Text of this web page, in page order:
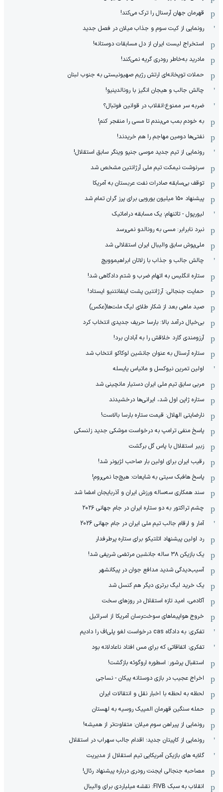
قهرمان جهان آرسنال را ترک می‌کند!
رونمایی از کیت سوم و جذاب میلان در فصل جدید
استخراج لیست ایران از دل مسابقات دوستانه!
مادرید به‌خاطر رودری گریه نمی‌کند!
حملات توپخانه‌ای ارتش رژیم صهیونیستی به جنوب لبنان
چالش جالب و هیجان انگیز با رونالدینیو!
ضربه سر ممنوع؛انقلاب در قوانین فوتبال؟
به خودم بمب می‌بندم تا مسی را منفجر کنم!
نفتی‌ها دومین مهاجم را هم خریدند!
رونمایی از تیم جدید موسی جنپو وینگر سابق استقلال!
سرنوشت نیمکت تیم ملی آرژانتین مشخص شد
توقف بی‌سابقه صادرات نفت عربستان به آمریکا
پیشنهاد ۱۵۰ میلیون یورویی برای پرز گران تمام شد
لیورپول - تاتنهام؛ یک مسابقه دراماتیک
نبرد نابرابر: مسی به رونالدو نمی‌رسد
ملی‌پوش سابق والیبال ایران استقلالی شد
چالش جالب و جذاب با زلاتان ابراهیموویچ
ستاره انگلیس به اتهام ضرب و شتم دادگاهی شد!
حمایت جنجالی: آرژانتین پشت اینفانتنیو ایستاد!
صید ماهی بعد از شکار طلای لیگ ملت‌ها(عکس)
بی‌خیال درآمد بالا: بارسا حریف جدیدی انتخاب کرد
آرزومندی گارد خلاقش را به آبادان برد!
ستاره آرسنال به عنوان جانشین لوکاکو انتخاب شد
اولین تمرین نیوکسل و ماتیاس یایسله
مربی سابق تیم ملی ایران دستیار مانچینی شد
ستاره ژاپن اول شد، ایرانی‌ها درخشیدند
نارضایتی الهلال: قیمت ستاره بارسا بالاست!
پاسخ منفی ترامپ به درخواست موشکی جدید زلنسکی
زبیر استقلال با پاس گل برگشت
رقیب ایران برای اولین بار صاحب لژیونر شد!
پاسخ هافبک سیتی به شایعات: هیچ‌جا نمی‌روم!
سند همکاری سه‌ساله‌ ‌ورزش ایران و آذربایجان امضا شد
چشم تراکتور به دو ستاره ایران در جام جهانی ۲۰۲۶
آمار و ارقام جالب تیم ملی ایران در جام جهانی 2026
رد اولین پیشنهاد اتلتیکو برای ستاره پرطرفدار
یک بازیکن ۳۸ ساله جانشین مرتضی شریفی شد!
آسیب‌دیدگی شدید مدافع جوان در پیکانشهر
یک خرید لیگ برتری دیگر هم کنسل شد
آکادمی، امید تازه استقلال در روزهای سخت
خروج هواپیماهای سوخت‌رسان آمریکا از اسرائیل
تفکری: به دادگاه cas درخواست لغو پلی‌اف را دادیم
تفکری: اتفاقاتی که برای مس افتاد ناعادلانه بود
استقبال پرشور: اسطوره اروگوئه بازگشت!
اخراج عجیب در بازی دوستانه پیکان - نساجی
لحظه به لحظه با اخبار نقل و انتقالات ایران
حمله سنگین قهرمان المپیک روسیه به لهستان
رونمایی از پیراهن سوم میلان: متفاوت‌تر از همیشه!
رونمایی از کاپیتان جدید؛ اقدام جالب سهراب در استقلال
گلایه های بازیکن آمریکایی تیم استقلال از مدیریت
مصاحبه جنجالی ایجنت رودری درباره پیشنهاد رئال!
انقلاب به سبک FIVB: نقشه میلیاردی برای والیبال